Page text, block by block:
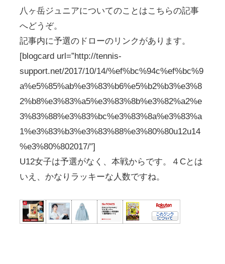
八ヶ岳ジュニアについてのことはこちらの記事
へどうぞ。
記事内に予選のドローのリンクがあります。
[blogcard url=”http://tennis-
support.net/2017/10/14/%ef%bc%94c%ef%bc%9
a%e5%85%ab%e3%83%b6%e5%b2%b3%e3%8
2%b8%e3%83%a5%e3%83%8b%e3%82%a2%e
3%83%88%e3%83%bc%e3%83%8a%e3%83%a
1%e3%83%b3%e3%83%88%e3%80%80u12u14
%e3%80%802017/″]
U12女子は予選がなく、本戦からです。４Cとは
いえ、かなりラッキーな人数ですね。